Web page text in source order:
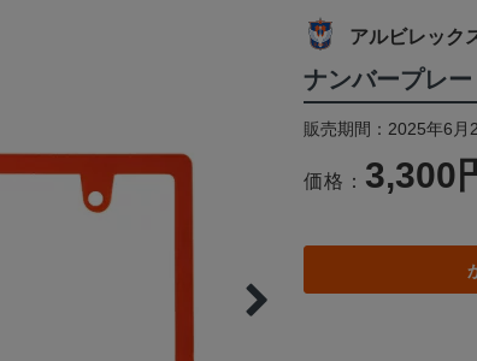
アルビレック
ナンバープレ
販売期間：2025年6
価格： 3,300